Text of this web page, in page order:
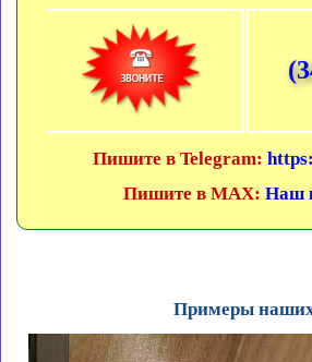
Пишите в Telegram:
Пишите в MAX:Наш
Примеры